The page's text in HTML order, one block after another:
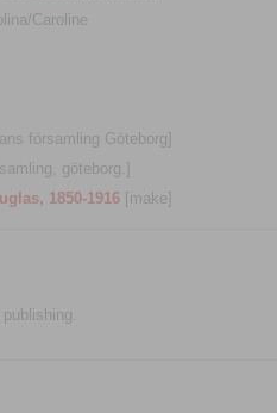
Caroline
församling Göteborg]
göteborg.]
1850-1916[make]